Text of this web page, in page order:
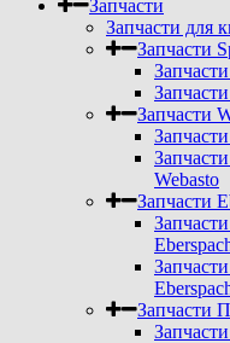
Запчасти
Запчасти для
Запчасти
Запчасти
Webasto
Запчасти
Запчасти